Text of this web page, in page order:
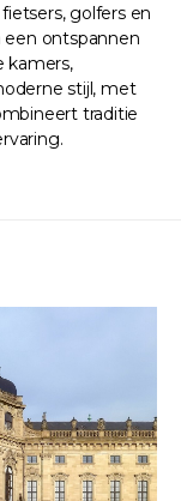
golfers en
ontspannen
kamers,
stijl, met
traditie